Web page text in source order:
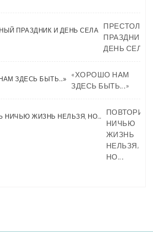
ПРАЗДНИК И
ДЕНЬ СЕЛА
«ХОРОШО НАМ
ЗДЕСЬ БЫТЬ…»
ПОВТОРИТЬ
НИЧЬЮ
ЖИЗНЬ
НЕЛЬЗЯ,
НО…